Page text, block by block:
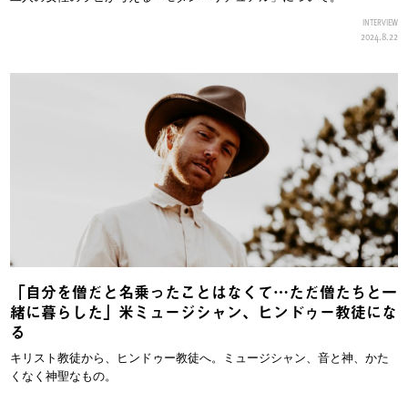
INTERVIEW
2024.8.22
「自分を僧だと名乗ったことはなくて…ただ僧たちと一
緒に暮らした」米ミュージシャン、ヒンドゥー教徒にな
る
キリスト教徒から、ヒンドゥー教徒へ。ミュージシャン、音と神、かた
くなく神聖なもの。